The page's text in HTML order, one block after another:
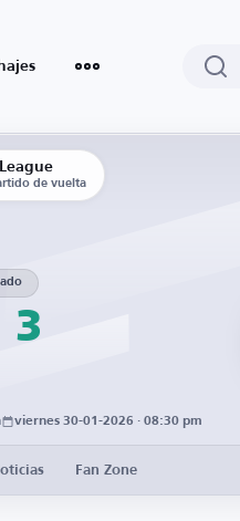
de vuelta
3
viernes 30-01-2026 · 08:30 pm
Fan Zone